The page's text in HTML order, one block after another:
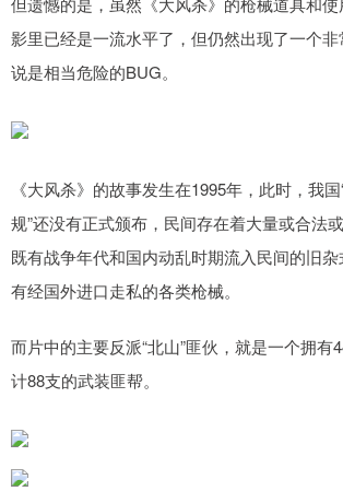
影里已经是一流水平了，但仍然出现了一个
说是相当危险的BUG。
《大风杀》的故事发生在1995年，此时，我
规”还没有正式颁布，民间存在着大量或合法
既有战争年代和国内动乱时期流入民间的旧
有经国外进口走私的各类枪械。
而片中的主要反派“北山”匪伙，就是一个拥有
计88支的武装匪帮。